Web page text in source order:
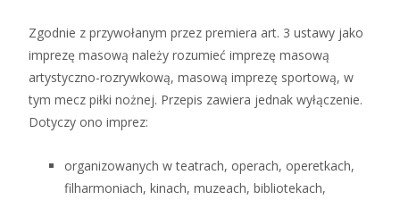
Zgodnie z przywołanym przez premiera art. 3 ustawy jako
imprezę masową należy rozumieć imprezę masową
artystyczno-rozrywkową, masową imprezę sportową, w
tym mecz piłki nożnej. Przepis zawiera jednak wyłączenie.
Dotyczy ono imprez:
organizowanych w teatrach, operach, operetkach,
filharmoniach, kinach, muzeach, bibliotekach,